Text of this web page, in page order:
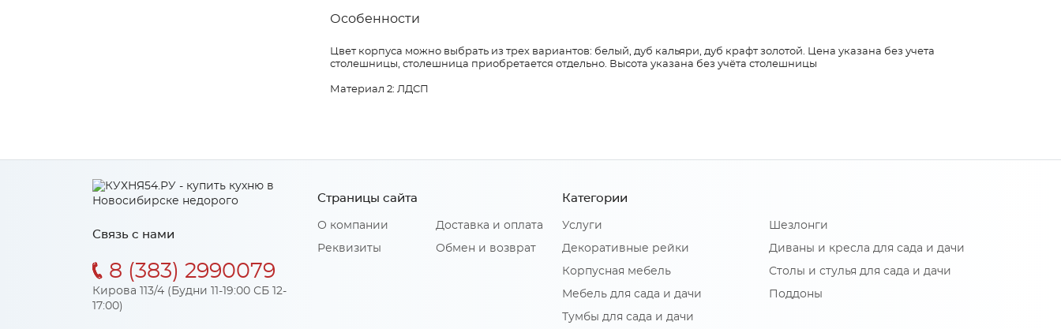
Особенности
Цвет корпуса можно выбрать из трех вариантов: белый, дуб кальяри, дуб крафт золотой. Цена указана без учета
столешницы, столешница приобретается отдельно. Высота указана без учёта столешницы
Материал 2: ЛДСП
Связь с нами
8 (383) 2990079
Кирова 113/4 (Будни 11-19:00 СБ 12-
17:00)
Страницы сайта
О компании
Реквизиты
Доставка и оплата
Обмен и возврат
Категории
Услуги
Декоративные рейки
Корпусная мебель
Мебель для сада и дачи
Тумбы для сада и дачи
Шезлонги
Диваны и кресла для сада и дачи
Столы и стулья для сада и дачи
Поддоны